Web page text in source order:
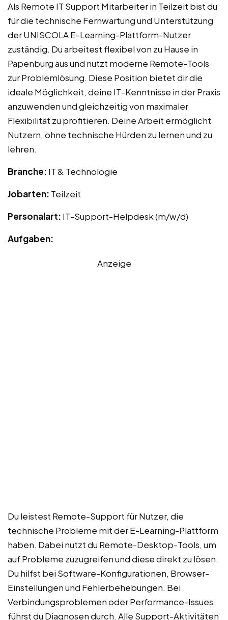
Als Remote IT Support Mitarbeiter in Teilzeit bist du
für die technische Fernwartung und Unterstützung
der UNISCOLA E-Learning-Plattform-Nutzer
zuständig. Du arbeitest flexibel von zu Hause in
Papenburg aus und nutzt moderne Remote-Tools
zur Problemlösung. Diese Position bietet dir die
ideale Möglichkeit, deine IT-Kenntnisse in der Praxis
anzuwenden und gleichzeitig von maximaler
Flexibilität zu profitieren. Deine Arbeit ermöglicht
Nutzern, ohne technische Hürden zu lernen und zu
lehren.
Branche: IT & Technologie
Jobarten: Teilzeit
Personalart: IT-Support-Helpdesk (m/w/d)
Aufgaben:
Anzeige
Du leistest Remote-Support für Nutzer, die
technische Probleme mit der E-Learning-Plattform
haben. Dabei nutzt du Remote-Desktop-Tools, um
auf Probleme zuzugreifen und diese direkt zu lösen.
Du hilfst bei Software-Konfigurationen, Browser-
Einstellungen und Fehlerbehebungen. Bei
Verbindungsproblemen oder Performance-Issues
führst du Diagnosen durch. Alle Support-Aktivitäten